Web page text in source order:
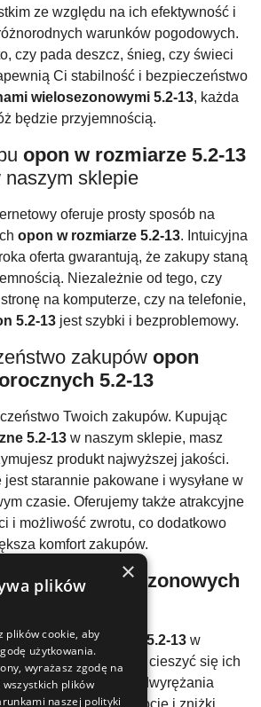
ze względu na ich efektywność i
warunków pogodowych.
czy pada deszcz, śnieg, czy świeci
Ci stabilność i bezpieczeństwo
wielosezonowymi 5.2-13, każda
będzie przyjemnością.
opon w rozmiarze 5.2-13
naszym sklepie
oferuje prosty sposób na
opon w rozmiarze 5.2-13. Intuicyjna
oferta gwarantują, że zakupy staną
Niezależnie od tego, czy
na komputerze, czy na telefonie,
5.2-13jest szybki i bezproblemowy.
zakupów opon
5.2-13
Twoich zakupów. Kupując
5.2-13 w naszym sklepie, masz
produkt najwyższej jakości.
starannie pakowane i wysyłane w
czasie. Oferujemy także atrakcyjne
i możliwość zwrotu, co dodatkowo
komfort zakupów.
opon wielosezonowych
wielosezonowe 5.2-13w
aby każdy mógł cieszyć się ich
bez nadwyrężania
×
plików
plików cookie, aby
użytkowania.
wyrażasz zgodę na
plików
naszej polityki